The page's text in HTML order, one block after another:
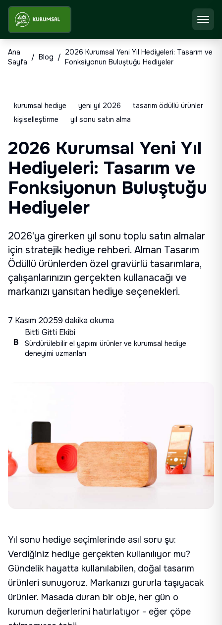
Ana
Sayfa
/ Blog /
2026 Kurumsal Yeni Yıl Hediyeleri: Tasarım ve
Fonksiyonun Buluştuğu Hediyeler
kurumsal hediye yeni yıl 2026
tasarım ödüllü ürünler
kişiselleştirme
yıl sonu satın alma
2026 Kurumsal Yeni Yıl
Hediyeleri: Tasarım ve
Fonksiyonun Buluştuğu
Hediyeler
2026'ya girerken yıl sonu toplu satın almalar
için stratejik hediye rehberi. Alman Tasarım
Ödüllü ürünlerden özel gravürlü tasarımlara,
çalışanlarınızın gerçekten kullanacağı ve
markanızı yansıtan hediye seçenekleri.
7 Kasım 20259 dakika okuma
B
Bitti Gitti Ekibi
Sürdürülebilir el yapımı ürünler ve kurumsal hediye
deneyimi uzmanları
Yıl sonu hediye seçimlerinde asıl soru şu:
Verdiğiniz hediye gerçekten kullanılıyor mu?
Gündelik hayatta kullanılabilen, doğal tasarım
ürünleri sunuyoruz. Markanızı gururla taşıyacak
ürünler. Masada duran bir obje, her gün o
kurumun değerlerini hatırlatıyor - eğer çöpe